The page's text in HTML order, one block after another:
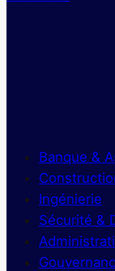
Banque &
Ingénierie
Sécurité &